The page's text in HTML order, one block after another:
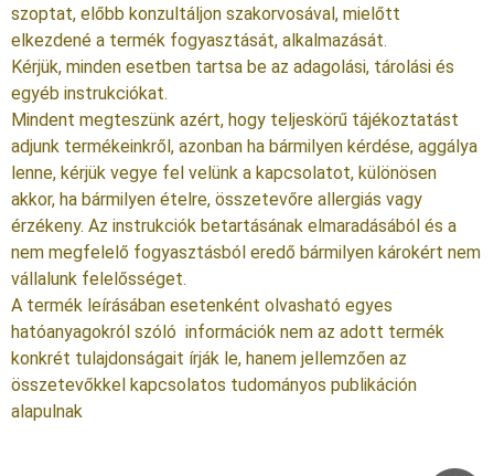
szoptat, előbb konzultáljon szakorvosával, mielőtt
elkezdené a termék fogyasztását, alkalmazását.
Kérjük, minden esetben tartsa be az adagolási, tárolási és
egyéb instrukciókat.
Mindent megteszünk azért, hogy teljeskörű tájékoztatást
adjunk termékeinkről, azonban ha bármilyen kérdése, aggálya
lenne, kérjük vegye fel velünk a kapcsolatot, különösen
akkor, ha bármilyen ételre, összetevőre allergiás vagy
érzékeny. Az instrukciók betartásának elmaradásából és a
nem megfelelő fogyasztásból eredő bármilyen károkért nem
vállalunk felelősséget.
A termék leírásában esetenként olvasható egyes
hatóanyagokról szóló információk nem az adott termék
konkrét tulajdonságait írják le, hanem jellemzően az
összetevőkkel kapcsolatos tudományos publikáción
alapulnak